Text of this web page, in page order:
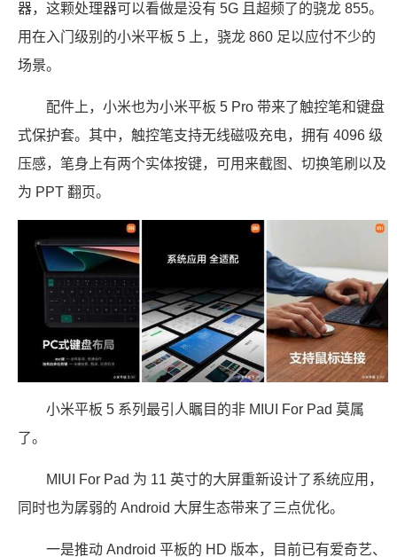
器，这颗处理器可以看做是没有 5G 且超频了的骁龙 855。
用在入门级别的小米平板 5 上，骁龙 860 足以应付不少的
场景。
配件上，小米也为小米平板 5 Pro 带来了触控笔和键盘
式保护套。其中，触控笔支持无线磁吸充电，拥有 4096 级
压感，笔身上有两个实体按键，可用来截图、切换笔刷以及
为 PPT 翻页。
小米平板 5 系列最引人瞩目的非 MIUI For Pad 莫属
了。
MIUI For Pad 为 11 英寸的大屏重新设计了系统应用，
同时也为孱弱的 Android 大屏生态带来了三点优化。
一是推动 Android 平板的 HD 版本，目前已有爱奇艺、